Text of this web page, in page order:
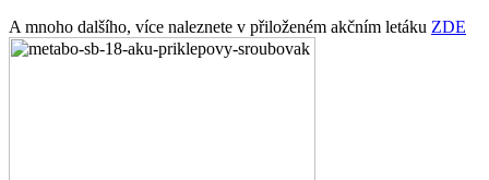
A mnoho dalšího, více naleznete v přiloženém akčním letáku ZDE